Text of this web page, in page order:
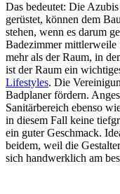
Das bedeutet: Die
gerüstet, können dem
stehen, wenn es darum
Badezimmer
mehr als der Raum, in
ist der Raum ein
Lifestyles. Die
Badplaner fördern.
Sanitärbereich ebenso
in diesem Fall keine
ein guter Geschmack.
beidem, weil die
sich handwerklich am